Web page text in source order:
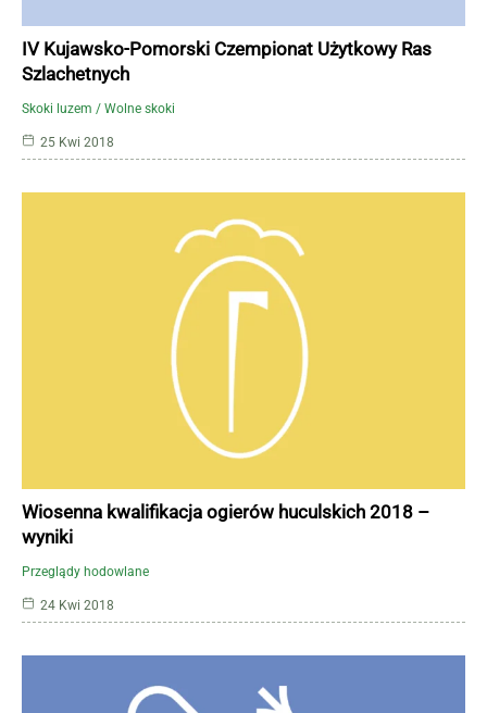
Skoki luzem / Wolne skoki
IV Kujawsko-Pomorski Czempionat Użytkowy Ras
Szlachetnych
25 Kwi 2018
Przeglądy hodowlane
Wiosenna kwalifikacja ogierów huculskich 2018 –
wyniki
24 Kwi 2018